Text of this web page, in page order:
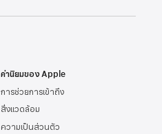
ค่านิยมของ Apple
การช่วยการเข้าถึง
สิ่งแวดล้อม
ความเป็นส่วนตัว